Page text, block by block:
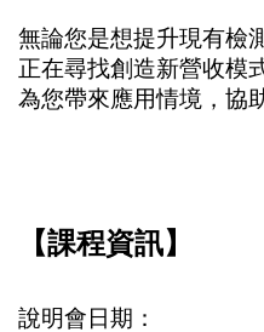
無論您是想提升現有檢
正在尋找創造新營收模
為您帶來應用情境，協
【課程資訊】
說明會日期：